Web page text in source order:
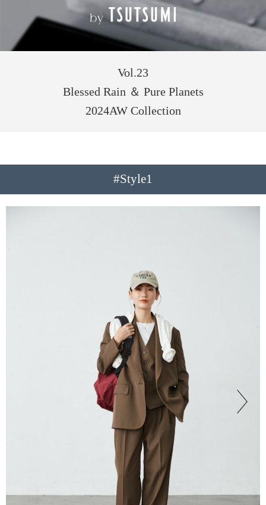
Vol.23
Blessed Rain ＆ Pure Planets
2024AW Collection
#Style1